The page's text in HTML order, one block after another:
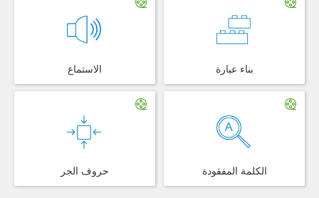
الاستماع بناء عبارة
حروف الجر الكلمة المفقودة